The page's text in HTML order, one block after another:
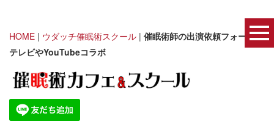
HOME | ウダッチ催眠術スクール | 催眠術師の出演依頼フォーム｜
テレビやYouTubeコラボ